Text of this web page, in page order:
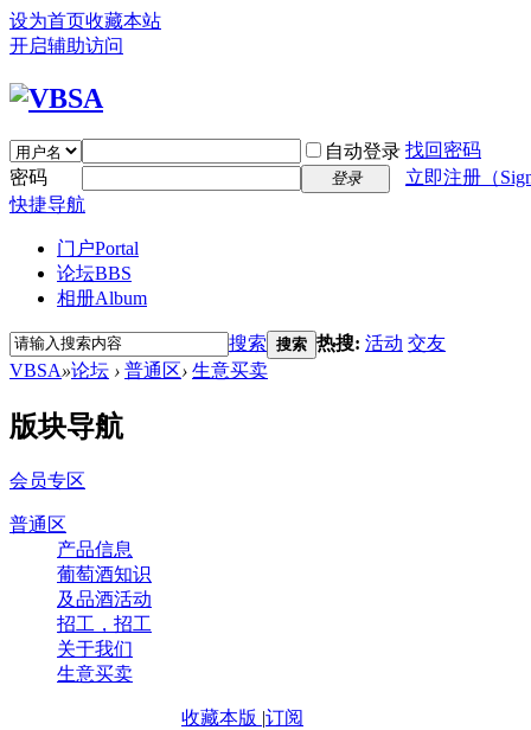
设为首页收藏本站
开启辅助访问
自动登录 找回密码
密码
登录
立即注册（
快捷导航
门户Portal
论坛BBS
相册Album
搜索 搜索 热搜: 活动 交友
VBSA»论坛 › 普通区› 生意买卖
版块导航
会员专区
普通区
产品信息
葡萄酒知识
及品酒活动
招工，招工
关于我们
生意买卖
收藏本版 |订阅